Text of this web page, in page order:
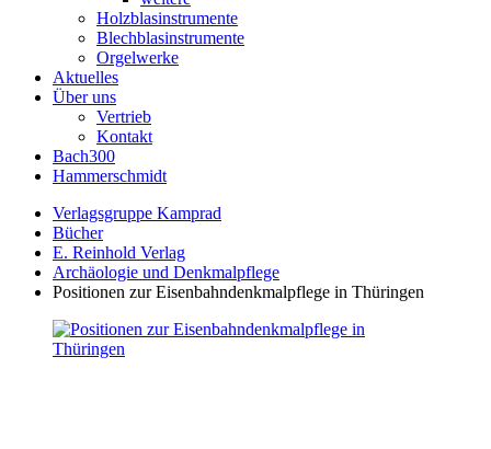
Holzblasinstrumente
Blechblasinstrumente
Orgelwerke
Aktuelles
Über uns
Vertrieb
Kontakt
Bach300
Hammerschmidt
Verlagsgruppe Kamprad
Bücher
E. Reinhold Verlag
Archäologie und Denkmalpflege
Positionen zur Eisenbahndenkmalpflege in Thüringen